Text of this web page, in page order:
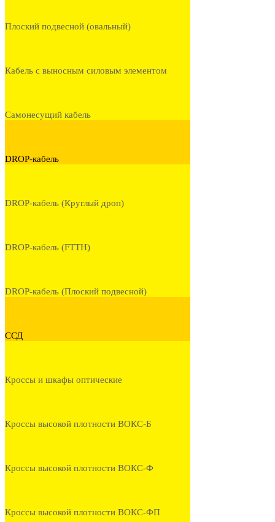
Плоский подвесной (овальный)
Кабель с выносным силовым элементом
Самонесущий кабель
DROP-кабель
DROP-кабель (Круглый дроп)
DROP-кабель (FTTH)
DROP-кабель (Плоский подвесной)
ССД
Кроссы и шкафы оптические
Кроссы высокой плотности ВОКС-Б
Кроссы высокой плотности ВОКС-Ф
Кроссы высокой плотности ВОКС-ФП